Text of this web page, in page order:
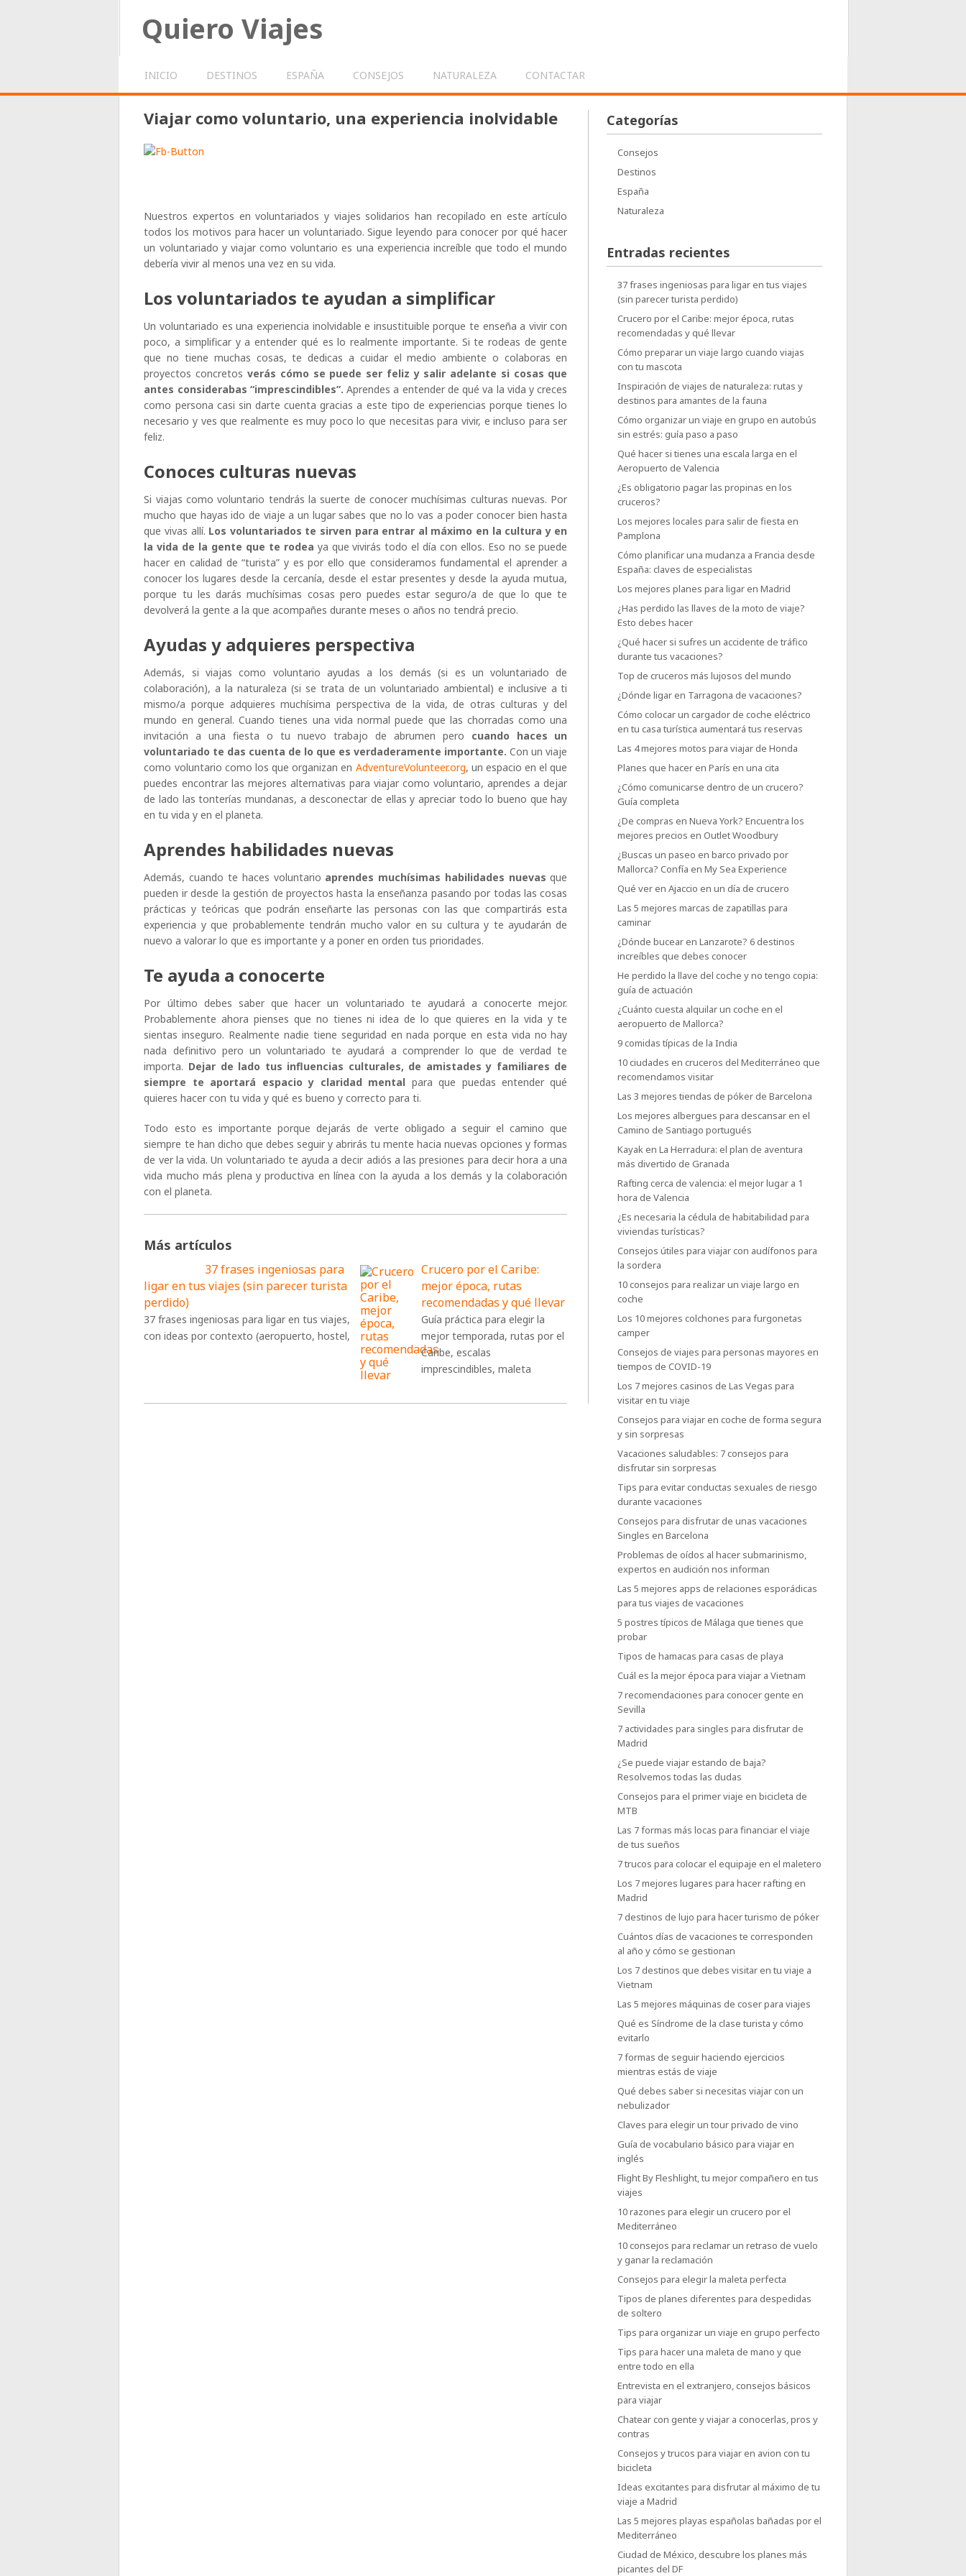
Quiero Viajes
INICIO DESTINOS ESPAÑA CONSEJOS NATURALEZA CONTACTAR
Viajar como voluntario, una experiencia inolvidable
Nuestros expertos en voluntariados y viajes solidarios han recopilado en este artículo
todos los motivos para hacer un voluntariado. Sigue leyendo para conocer por qué hacer
un voluntariado y viajar como voluntario es una experiencia increíble que todo el mundo
debería vivir al menos una vez en su vida.
Los voluntariados te ayudan a simplificar
Un voluntariado es una experiencia inolvidable e insustituible porque te enseña a vivir con
poco, a simplificar y a entender qué es lo realmente importante. Si te rodeas de gente
que no tiene muchas cosas, te dedicas a cuidar el medio ambiente o colaboras en
proyectos concretos verás cómo se puede ser feliz y salir adelante si cosas que
antes considerabas “imprescindibles”. Aprendes a entender de qué va la vida y creces
como persona casi sin darte cuenta gracias a este tipo de experiencias porque tienes lo
necesario y ves que realmente es muy poco lo que necesitas para vivir, e incluso para ser
feliz.
Conoces culturas nuevas
Si viajas como voluntario tendrás la suerte de conocer muchísimas culturas nuevas. Por
mucho que hayas ido de viaje a un lugar sabes que no lo vas a poder conocer bien hasta
que vivas allí. Los voluntariados te sirven para entrar al máximo en la cultura y en
la vida de la gente que te rodea ya que vivirás todo el día con ellos. Eso no se puede
hacer en calidad de “turista” y es por ello que consideramos fundamental el aprender a
conocer los lugares desde la cercanía, desde el estar presentes y desde la ayuda mutua,
porque tu les darás muchísimas cosas pero puedes estar seguro/a de que lo que te
devolverá la gente a la que acompañes durante meses o años no tendrá precio.
Ayudas y adquieres perspectiva
Además, si viajas como voluntario ayudas a los demás (si es un voluntariado de
colaboración), a la naturaleza (si se trata de un voluntariado ambiental) e inclusive a ti
mismo/a porque adquieres muchísima perspectiva de la vida, de otras culturas y del
mundo en general. Cuando tienes una vida normal puede que las chorradas como una
invitación a una fiesta o tu nuevo trabajo de abrumen pero cuando haces un
voluntariado te das cuenta de lo que es verdaderamente importante. Con un viaje
como voluntario como los que organizan en AdventureVolunteer.org, un espacio en el que
puedes encontrar las mejores alternativas para viajar como voluntario, aprendes a dejar
de lado las tonterías mundanas, a desconectar de ellas y apreciar todo lo bueno que hay
en tu vida y en el planeta.
Aprendes habilidades nuevas
Además, cuando te haces voluntario aprendes muchísimas habilidades nuevas que
pueden ir desde la gestión de proyectos hasta la enseñanza pasando por todas las cosas
prácticas y teóricas que podrán enseñarte las personas con las que compartirás esta
experiencia y que probablemente tendrán mucho valor en su cultura y te ayudarán de
nuevo a valorar lo que es importante y a poner en orden tus prioridades.
Te ayuda a conocerte
Por último debes saber que hacer un voluntariado te ayudará a conocerte mejor.
Probablemente ahora pienses que no tienes ni idea de lo que quieres en la vida y te
sientas inseguro. Realmente nadie tiene seguridad en nada porque en esta vida no hay
nada definitivo pero un voluntariado te ayudará a comprender lo que de verdad te
importa. Dejar de lado tus influencias culturales, de amistades y familiares de
siempre te aportará espacio y claridad mental para que puedas entender qué
quieres hacer con tu vida y qué es bueno y correcto para ti.
Todo esto es importante porque dejarás de verte obligado a seguir el camino que
siempre te han dicho que debes seguir y abrirás tu mente hacia nuevas opciones y formas
de ver la vida. Un voluntariado te ayuda a decir adiós a las presiones para decir hora a una
vida mucho más plena y productiva en línea con la ayuda a los demás y la colaboración
con el planeta.
Más artículos
37 frases ingeniosas para
ligar en tus viajes (sin parecer turista
perdido)
37 frases ingeniosas para ligar en tus viajes,
con ideas por contexto (aeropuerto, hostel,
Crucero por el Caribe:
mejor época, rutas
recomendadas y qué llevar
Guía práctica para elegir la
mejor temporada, rutas por el
Caribe, escalas
imprescindibles, maleta
Categorías
Consejos
Destinos
España
Naturaleza
Entradas recientes
37 frases ingeniosas para ligar en tus viajes
(sin parecer turista perdido)
Crucero por el Caribe: mejor época, rutas
recomendadas y qué llevar
Cómo preparar un viaje largo cuando viajas
con tu mascota
Inspiración de viajes de naturaleza: rutas y
destinos para amantes de la fauna
Cómo organizar un viaje en grupo en autobús
sin estrés: guía paso a paso
Qué hacer si tienes una escala larga en el
Aeropuerto de Valencia
¿Es obligatorio pagar las propinas en los
cruceros?
Los mejores locales para salir de fiesta en
Pamplona
Cómo planificar una mudanza a Francia desde
España: claves de especialistas
Los mejores planes para ligar en Madrid
¿Has perdido las llaves de la moto de viaje?
Esto debes hacer
¿Qué hacer si sufres un accidente de tráfico
durante tus vacaciones?
Top de cruceros más lujosos del mundo
¿Dónde ligar en Tarragona de vacaciones?
Cómo colocar un cargador de coche eléctrico
en tu casa turística aumentará tus reservas
Las 4 mejores motos para viajar de Honda
Planes que hacer en París en una cita
¿Cómo comunicarse dentro de un crucero?
Guía completa
¿De compras en Nueva York? Encuentra los
mejores precios en Outlet Woodbury
¿Buscas un paseo en barco privado por
Mallorca? Confía en My Sea Experience
Qué ver en Ajaccio en un día de crucero
Las 5 mejores marcas de zapatillas para
caminar
¿Dónde bucear en Lanzarote? 6 destinos
increíbles que debes conocer
He perdido la llave del coche y no tengo copia:
guía de actuación
¿Cuánto cuesta alquilar un coche en el
aeropuerto de Mallorca?
9 comidas típicas de la India
10 ciudades en cruceros del Mediterráneo que
recomendamos visitar
Las 3 mejores tiendas de póker de Barcelona
Los mejores albergues para descansar en el
Camino de Santiago portugués
Kayak en La Herradura: el plan de aventura
más divertido de Granada
Rafting cerca de valencia: el mejor lugar a 1
hora de Valencia
¿Es necesaria la cédula de habitabilidad para
viviendas turísticas?
Consejos útiles para viajar con audífonos para
la sordera
10 consejos para realizar un viaje largo en
coche
Los 10 mejores colchones para furgonetas
camper
Consejos de viajes para personas mayores en
tiempos de COVID-19
Los 7 mejores casinos de Las Vegas para
visitar en tu viaje
Consejos para viajar en coche de forma segura
y sin sorpresas
Vacaciones saludables: 7 consejos para
disfrutar sin sorpresas
Tips para evitar conductas sexuales de riesgo
durante vacaciones
Consejos para disfrutar de unas vacaciones
Singles en Barcelona
Problemas de oídos al hacer submarinismo,
expertos en audición nos informan
Las 5 mejores apps de relaciones esporádicas
para tus viajes de vacaciones
5 postres típicos de Málaga que tienes que
probar
Tipos de hamacas para casas de playa
Cuál es la mejor época para viajar a Vietnam
7 recomendaciones para conocer gente en
Sevilla
7 actividades para singles para disfrutar de
Madrid
¿Se puede viajar estando de baja?
Resolvemos todas las dudas
Consejos para el primer viaje en bicicleta de
MTB
Las 7 formas más locas para financiar el viaje
de tus sueños
7 trucos para colocar el equipaje en el maletero
Los 7 mejores lugares para hacer rafting en
Madrid
7 destinos de lujo para hacer turismo de póker
Cuántos días de vacaciones te corresponden
al año y cómo se gestionan
Los 7 destinos que debes visitar en tu viaje a
Vietnam
Las 5 mejores máquinas de coser para viajes
Qué es Síndrome de la clase turista y cómo
evitarlo
7 formas de seguir haciendo ejercicios
mientras estás de viaje
Qué debes saber si necesitas viajar con un
nebulizador
Claves para elegir un tour privado de vino
Guía de vocabulario básico para viajar en
inglés
Flight By Fleshlight, tu mejor compañero en tus
viajes
10 razones para elegir un crucero por el
Mediterráneo
10 consejos para reclamar un retraso de vuelo
y ganar la reclamación
Consejos para elegir la maleta perfecta
Tipos de planes diferentes para despedidas
de soltero
Tips para organizar un viaje en grupo perfecto
Tips para hacer una maleta de mano y que
entre todo en ella
Entrevista en el extranjero, consejos básicos
para viajar
Chatear con gente y viajar a conocerlas, pros y
contras
Consejos y trucos para viajar en avion con tu
bicicleta
Ideas excitantes para disfrutar al máximo de tu
viaje a Madrid
Las 5 mejores playas españolas bañadas por el
Mediterráneo
Ciudad de México, descubre los planes más
picantes del DF